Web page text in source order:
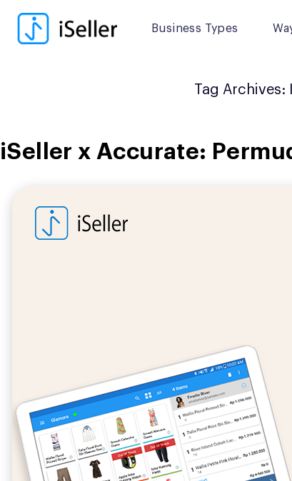
Business Types
content
Tag Archives:
iSeller x Accurate: